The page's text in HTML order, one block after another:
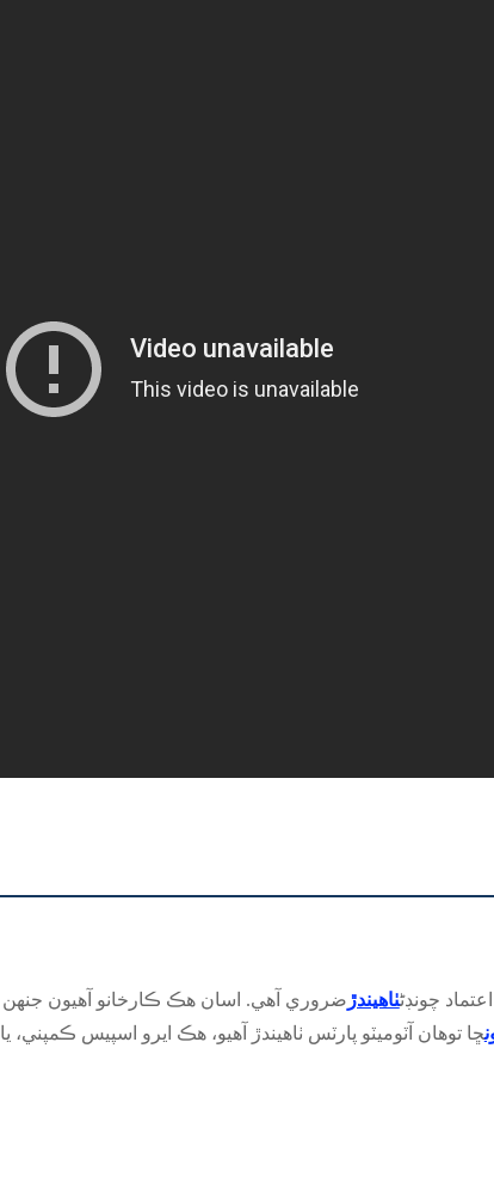
چونڊڻٺاهيندڙ ضروري آهي. اسان هڪ ڪارخانو آهيون جنهن
ڇا توهان آٽوميٽو پارٽس ٺاهيندڙ آهيو، هڪ ايرو اسپيس